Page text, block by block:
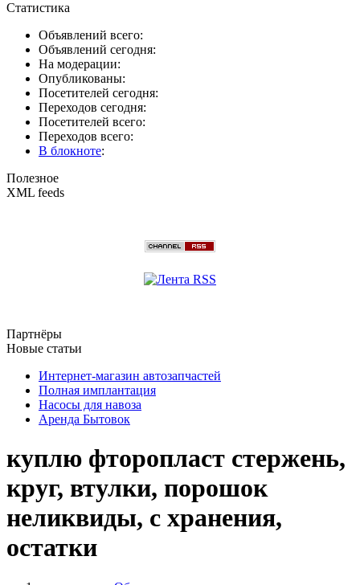
Статистика
Объявлений всего:
Объявлений сегодня:
На модерации:
Опубликованы:
Посетителей сегодня:
Переходов сегодня:
Посетителей всего:
Переходов всего:
В блокноте:
Полезное
XML feeds
Партнёры
Новые статьи
Интернет-магазин автозапчастей
Полная имплантация
Насосы для навоза
Аренда Бытовок
куплю фторопласт стержень,
круг, втулки, порошок
неликвиды, с хранения,
остатки